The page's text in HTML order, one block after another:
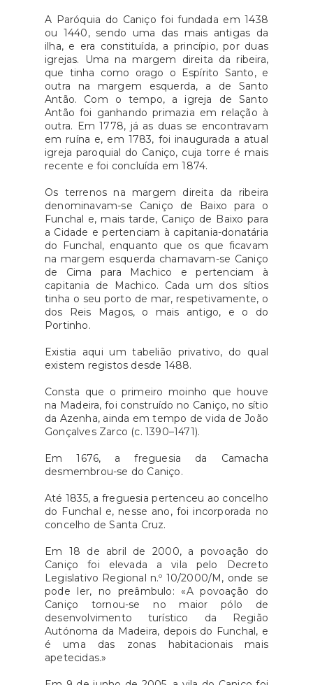
A Paróquia do Caniço foi fundada em 1438
ou 1440, sendo uma das mais antigas da
ilha, e era constituída, a princípio, por duas
igrejas. Uma na margem direita da ribeira,
que tinha como orago o Espírito Santo, e
outra na margem esquerda, a de Santo
Antão. Com o tempo, a igreja de Santo
Antão foi ganhando primazia em relação à
outra. Em 1778, já as duas se encontravam
em ruína e, em 1783, foi inaugurada a atual
igreja paroquial do Caniço, cuja torre é mais
recente e foi concluída em 1874.
Os terrenos na margem direita da ribeira
denominavam-se Caniço de Baixo para o
Funchal e, mais tarde, Caniço de Baixo para
a Cidade e pertenciam à capitania-donatária
do Funchal, enquanto que os que ficavam
na margem esquerda chamavam-se Caniço
de Cima para Machico e pertenciam à
capitania de Machico. Cada um dos sítios
tinha o seu porto de mar, respetivamente, o
dos Reis Magos, o mais antigo, e o do
Portinho.
Existia aqui um tabelião privativo, do qual
existem registos desde 1488.
Consta que o primeiro moinho que houve
na Madeira, foi construído no Caniço, no sítio
da Azenha, ainda em tempo de vida de João
Gonçalves Zarco (c. 1390–1471).
Em 1676, a freguesia da Camacha
desmembrou-se do Caniço.
Até 1835, a freguesia pertenceu ao concelho
do Funchal e, nesse ano, foi incorporada no
concelho de Santa Cruz.
Em 18 de abril de 2000, a povoação do
Caniço foi elevada a vila pelo Decreto
Legislativo Regional n.º 10/2000/M, onde se
pode ler, no preâmbulo: «A povoação do
Caniço tornou-se no maior pólo de
desenvolvimento turístico da Região
Autónoma da Madeira, depois do Funchal, e
é uma das zonas habitacionais mais
apetecidas.»